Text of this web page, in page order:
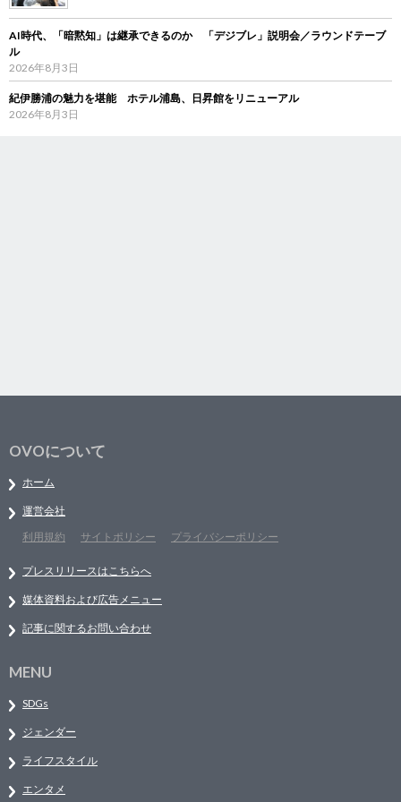
AI時代、「暗黙知」は継承できるのか 「デジブレ」説明会／ラウンドテーブ
ル
2026年8月3日
紀伊勝浦の魅力を堪能 ホテル浦島、日昇館をリニューアル
2026年8月3日
OVOについて
ホーム
運営会社
利用規約
サイトポリシー プライバシーポリシー
プレスリリースはこちらへ
媒体資料および広告メニュー
記事に関するお問い合わせ
MENU
SDGs
ジェンダー
ライフスタイル
エンタメ